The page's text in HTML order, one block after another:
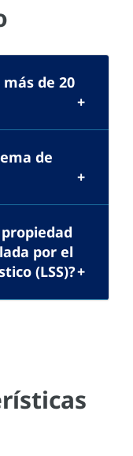
de 20
de
por el
(LSS)?